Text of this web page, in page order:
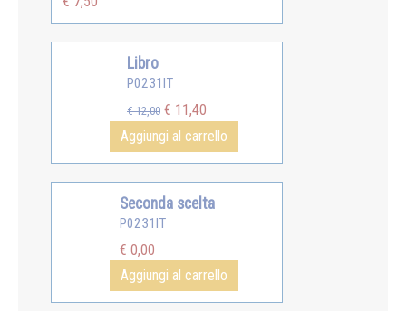
Libro
P0231IT
€ 12,00 € 11,40
Aggiungi al carrello
Seconda scelta
P0231IT
€ 0,00
Aggiungi al carrello